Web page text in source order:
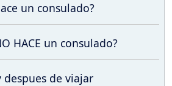
un consulado?
HACE un consulado?
despues de viajar